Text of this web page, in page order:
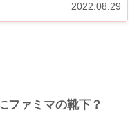
2022.08.29
ファミマの靴下？